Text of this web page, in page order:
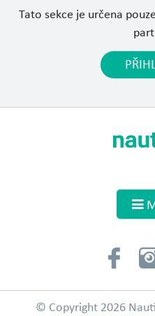
Tato sekce je určena
© Copyright 2026